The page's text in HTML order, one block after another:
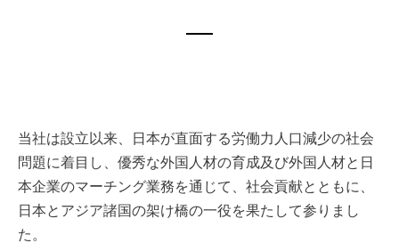
当社は設立以来、日本が直面する労働力人口減少の社会
問題に着目し、優秀な外国人材の育成及び外国人材と日
本企業のマーチング業務を通じて、社会貢献とともに、
日本とアジア諸国の架け橋の一役を果たして参りまし
た。